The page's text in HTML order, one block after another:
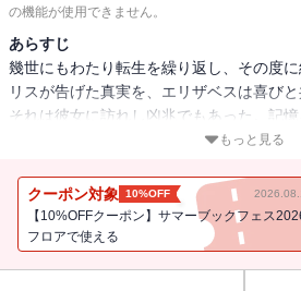
の機能が使用できません。
あらすじ
幾世にもわたり転生を繰り返し、その度
リスが告げた真実を、エリザベスは喜びと
それは彼女に訪れし凶兆でもあった。記
命へと近づいていく想い人の姿に、メリ
いの渦中へ！！
もっと見る
クーポン対象 10%OFF
【10%OFFクーポン】サマーブックフェス
フロアで使える